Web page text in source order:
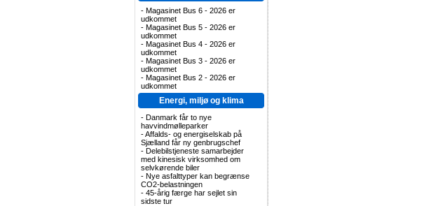
- Magasinet Bus 6 - 2026 er
udkommet
- Magasinet Bus 5 - 2026 er
udkommet
- Magasinet Bus 4 - 2026 er
udkommet
- Magasinet Bus 3 - 2026 er
udkommet
- Magasinet Bus 2 - 2026 er
udkommet
Energi, miljø og klima
- Danmark får to nye
havvindmølleparker
-Affalds- og energiselskab på
Sjælland får ny genbrugschef
- Delebilstjeneste samarbejder
med kinesisk virksomhed om
selvkørende biler
- Nye asfalttyper kan begrænse
CO2-belastningen
- 45-årig færge har sejlet sin
sidste tur